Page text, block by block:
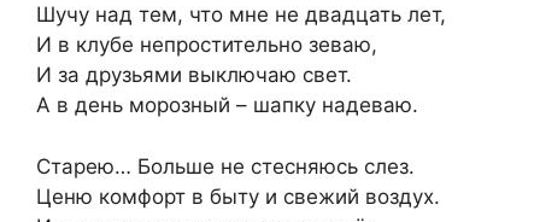
Шучу над тем, что мне не двадцать лет,
И в клубе непростительно зеваю,
И за друзьями выключаю свет.
А в день морозный – шапку надеваю.
Старею… Больше не стесняюсь слез.
Ценю комфорт в быту и свежий воздух.